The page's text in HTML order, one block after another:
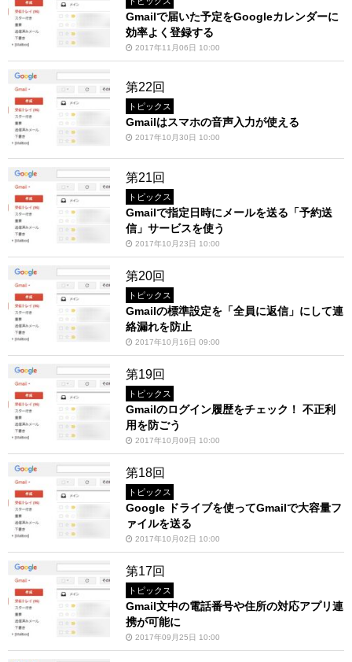
Gmailで届いた予定をGoogleカレンダーに
効率よく登録する
2017年11月06日 10:00
第22回
トピックス
Gmailはスマホの音声入力が使える
2017年10月30日 10:00
第21回
トピックス
Gmailで指定日時にメールを送る「予約送
信」サービスを使う
2017年10月23日 10:00
第20回
トピックス
Gmailの標準設定を「全員に返信」にして連
絡漏れを防止
2017年10月16日 09:00
第19回
トピックス
Gmailのログイン履歴をチェック！ 不正利
用を防ごう
2017年10月09日 10:00
第18回
トピックス
Google ドライブを使ってGmailで大容量フ
ァイルを送る
2017年10月02日 10:00
第17回
トピックス
Gmail文中の電話番号や住所の対応アプリ連
携が可能に
2017年09月25日 10:00